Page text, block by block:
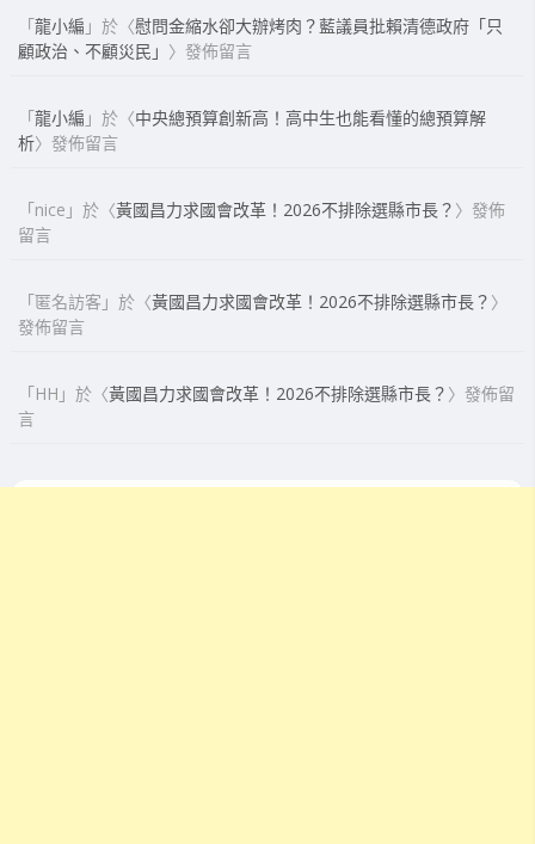
「龍小編 」於〈慰問金縮水卻大辦烤肉？藍議員批賴清德政府「只
顧政治、不顧災民」 〉發佈留言
「龍小編 」於〈中央總預算創新高！高中生也能看懂的總預算解
析〉發佈留言
「nice 」於〈黃國昌力求國會改革！2026不排除選縣市長？ 〉發佈
留言
「匿名訪客 」於〈黃國昌力求國會改革！2026不排除選縣市長？ 〉
發佈留言
「HH 」於〈黃國昌力求國會改革！2026不排除選縣市長？ 〉發佈留
言